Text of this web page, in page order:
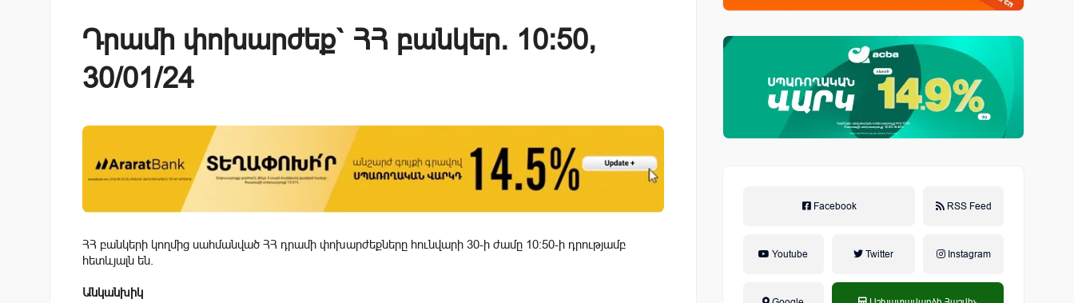
Դրամի փոխարժեք` ՀՀ բանկեր. 10:50,
30/01/24
ՀՀ բանկերի կողմից սահմանված ՀՀ դրամի փոխարժեքները հունվարի 30-ի ժամը 10:50-ի դրությամբ
հետևյալն են.
Անկանխիկ
Facebook RSS Feed
Youtube Twitter Instagram